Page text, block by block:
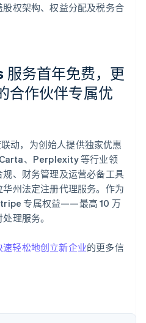
权架构、权益分配及税务合
务首年免费，更
合作伙伴专属优
动，为创始人提供独家优惠
、Perplexity 等行业领
、财务管理及运营必备工具
州法定注册代理服务。作为
专属权益——最高 10 万
理服务。
速轻松地创立新企业的更多信